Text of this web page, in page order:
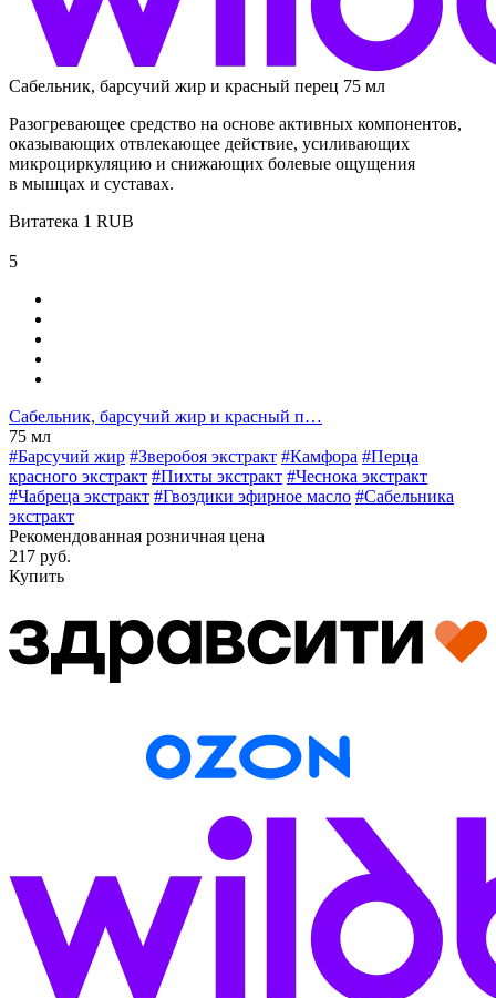
Сабельник, барсучий жир и красный перец 75 мл
Разогревающее средство на основе активных компонентов,
оказывающих отвлекающее действие, усиливающих
микроциркуляцию и снижающих болевые ощущения
в мышцах и суставах.
Витатека 1 RUB
5
Сабельник, барсучий жир и красный п…
75 мл
#Барсучий жир #Зверобоя экстракт #Камфора #Перца
красного экстракт #Пихты экстракт #Чеснока экстракт
#Чабреца экстракт #Гвоздики эфирное масло #Сабельника
экстракт
Рекомендованная розничная цена
217 руб.
Купить